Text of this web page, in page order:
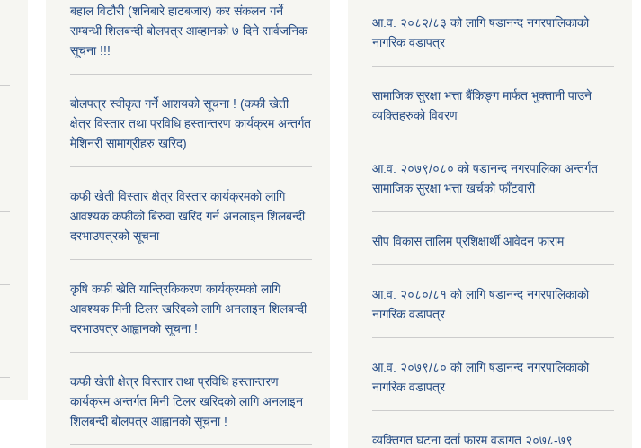
बहाल विटौरी (शनिबारे हाटबजार) कर संकलन गर्ने
सम्बन्धी शिलबन्दी बोलपत्र आव्हानको ७ दिने सार्वजनिक
सूचना !!!
बोलपत्र स्वीकृत गर्ने आशयको सूचना ! (कफी खेती
क्षेत्र विस्तार तथा प्रविधि हस्तान्तरण कार्यक्रम अन्तर्गत
मेशिनरी सामाग्रीहरु खरिद)
कफी खेती विस्तार क्षेत्र विस्तार कार्यक्रमको लागि
आवश्यक कफीको बिरुवा खरिद गर्न अनलाइन शिलबन्दी
दरभाउपत्रको सूचना
कृषि कफी खेति यान्त्रिकिकरण कार्यक्रमको लागि
आवश्यक मिनी टिलर खरिदको लागि अनलाइन शिलबन्दी
दरभाउपत्र आह्वानको सूचना !
कफी खेती क्षेत्र विस्तार तथा प्रविधि हस्तान्तरण
कार्यक्रम अन्तर्गत मिनी टिलर खरिदको लागि अनलाइन
शिलबन्दी बोलपत्र आह्वानको सूचना !
आ.व. २०८२/८३ को लागि षडानन्द नगरपालिकाको
नागरिक वडापत्र
सामाजिक सुरक्षा भत्ता बैंकिङ्ग मार्फत भुक्तानी पाउने
व्यक्तिहरुको विवरण
आ.व. २०७९/०८० को षडानन्द नगरपालिका अन्तर्गत
सामाजिक सुरक्षा भत्ता खर्चको फाँटवारी
सीप विकास तालिम प्रशिक्षार्थी आवेदन फाराम
आ.व. २०८०/८१ को लागि षडानन्द नगरपालिकाको
नागरिक वडापत्र
आ.व. २०७९/८० को लागि षडानन्द नगरपालिकाको
नागरिक वडापत्र
व्यक्तिगत घटना दर्ता फारम वडागत २०७८-७९